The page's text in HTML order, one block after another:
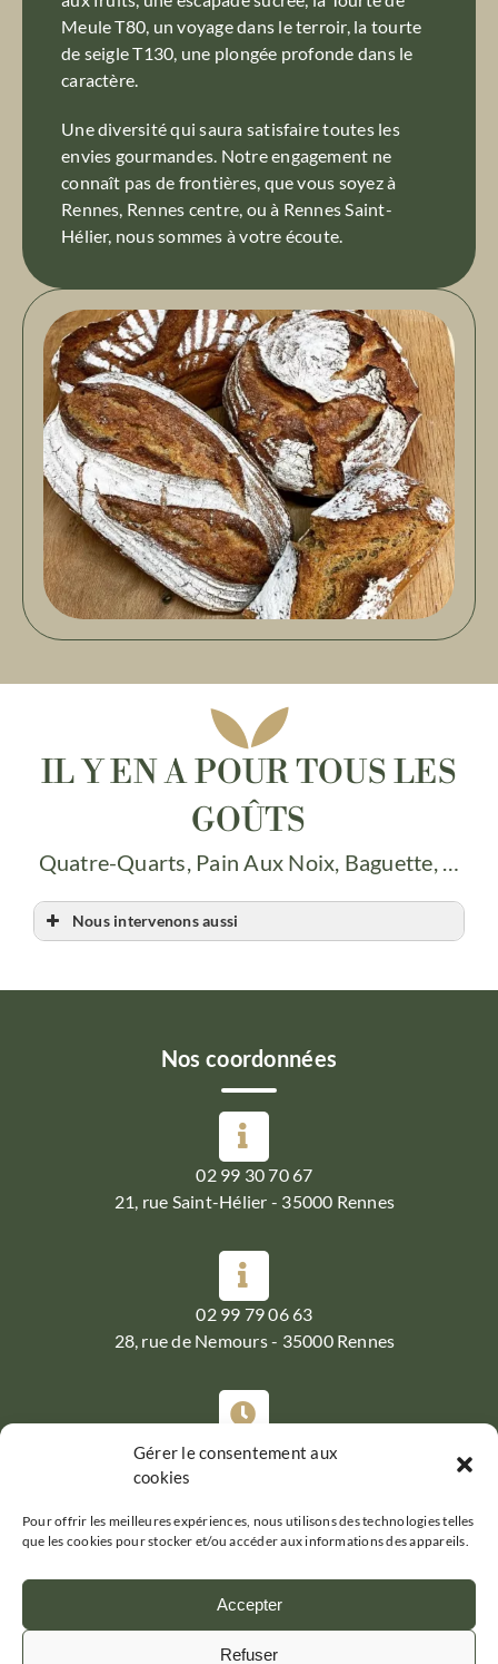
Gérer le consentement aux
cookies
Pour offrir les meilleures expériences, nous utilisons des technologies telles
que les cookies pour stocker et/ou accéder aux informations des appareils.
Accepter
Refuser
Meule T80, un voyage dans le terroir, la tourte
de seigle T130, une plongée profonde dans le
caractère.
Une diversité qui saura satisfaire toutes les
envies gourmandes. Notre engagement ne
connaît pas de frontières, que vous soyez à
Rennes, Rennes centre, ou à Rennes Saint-
Hélier, nous sommes à votre écoute.
IL Y EN A POUR TOUS LES
GOÛTS
Quatre-Quarts, Pain Aux Noix, Baguette, …
Nous intervenons aussi
Nos coordonnées
02 99 30 70 67
21, rue Saint-Hélier - 35000 Rennes
02 99 79 06 63
28, rue de Nemours - 35000 Rennes
Du Mardi au Samedi :
GRAND PÈRE JULES